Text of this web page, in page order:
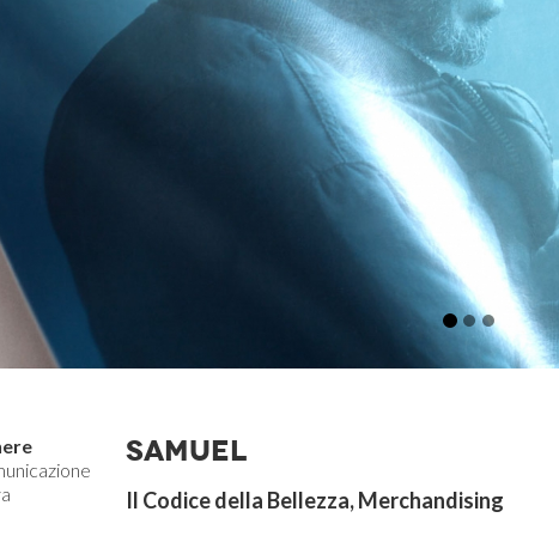
SAMUEL
Il Codice della Bellezza, Merchandising